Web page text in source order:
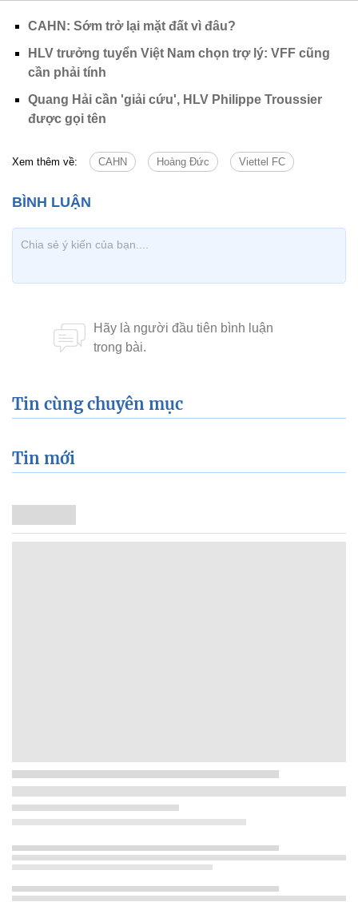
CAHN: Sớm trở lại mặt đất vì đâu?
HLV trưởng tuyển Việt Nam chọn trợ lý: VFF cũng
cần phải tính
Quang Hải cần 'giải cứu', HLV Philippe Troussier
được gọi tên
Xem thêm về: CAHN Hoàng Đức Viettel FC
Tin cùng chuyên mục
Tin mới